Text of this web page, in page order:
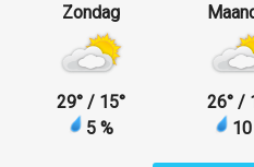
Zondag
29° / 15°
5 %
26° /
10